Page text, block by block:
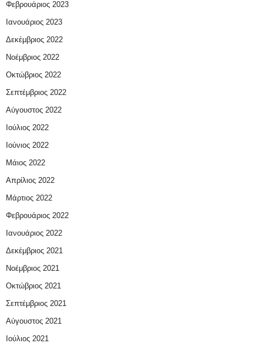
Φεβρουάριος 2023
Ιανουάριος 2023
Δεκέμβριος 2022
Νοέμβριος 2022
Οκτώβριος 2022
Σεπτέμβριος 2022
Αύγουστος 2022
Ιούλιος 2022
Ιούνιος 2022
Μάιος 2022
Απρίλιος 2022
Μάρτιος 2022
Φεβρουάριος 2022
Ιανουάριος 2022
Δεκέμβριος 2021
Νοέμβριος 2021
Οκτώβριος 2021
Σεπτέμβριος 2021
Αύγουστος 2021
Ιούλιος 2021